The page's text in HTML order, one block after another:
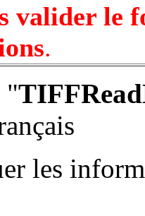
valider le
.
"
les